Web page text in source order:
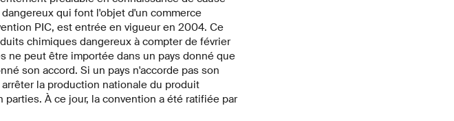
qui font l'objet d'un commerce
PIC, est entrée en vigueur en 2004. Ce
chimiques dangereux à compter de février
ne peut être importée dans un pays donné que
son accord. Si un pays n'accorde pas son
la production nationale du produit
À ce jour, la convention a été ratifiée par